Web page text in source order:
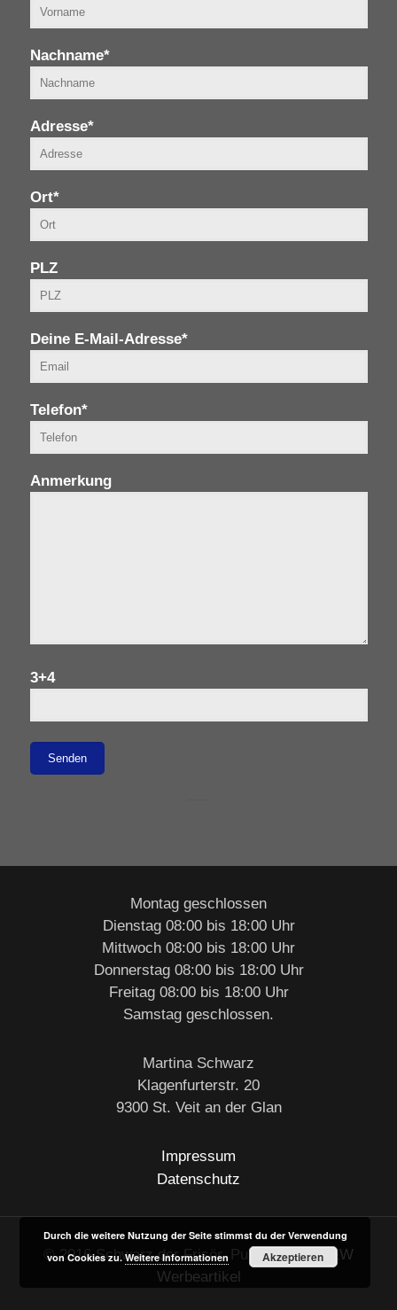
Nachname*
Adresse*
Ort*
PLZ
Deine E-Mail-Adresse*
Telefon*
Anmerkung
3+4
Montag geschlossen
Dienstag 08:00 bis 18:00 Uhr
Mittwoch 08:00 bis 18:00 Uhr
Donnerstag 08:00 bis 18:00 Uhr
Freitag 08:00 bis 18:00 Uhr
Samstag geschlossen.
Martina Schwarz
Klagenfurterstr. 20
9300 St. Veit an der Glan
Impressum
Datenschutz
© 2016 Schwarz der Frisör. Published byB&W
Werbeartikel
Durch die weitere Nutzung der Seite stimmst du der Verwendung
von Cookies zu.Weitere Informationen Akzeptieren